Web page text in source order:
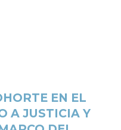
EN EL
A JUSTICIA Y